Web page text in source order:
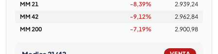
MM 21
-8,39%
2.939,24
MM 42
-9,12%
2.962,84
MM 200
-7,19% 2.900,98